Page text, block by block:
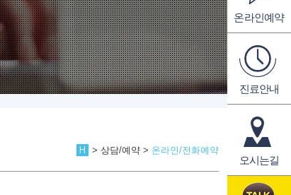
> 상담/예약 > 온라인/전화예약
온라인예약
진료안내
오시는길